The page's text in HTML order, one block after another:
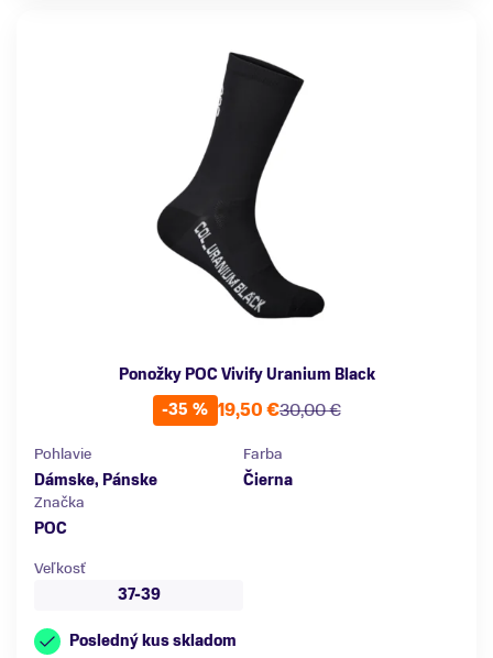
Ponožky POC Vivify Uranium Black
-35 %
30,00 €
19,50 €
Pohlavie
Dámske, Pánske
Farba
Čierna
Značka
POC
Veľkosť
37-39
Posledný kus skladom